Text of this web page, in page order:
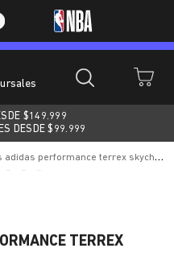
$149.999
DESDE $99.999
performance terrex skychaser gt mujer
TERREX